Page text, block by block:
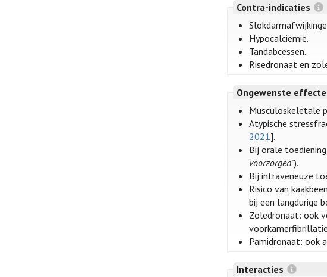
Contra-indicaties
Hypocalciëmie.
Tandabcessen.
Risedronaat en
Ongewenste
Musculoskeletale
Atypische
2021].
Bij orale
voorzorgen”).
Bij intraveneuze
Risico van
bij een langdurige
Zoledronaat: ook
Pamidronaat: ook
Interacties